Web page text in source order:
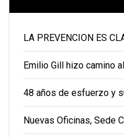
LA PREVENCION ES
Emilio Gill hizo camino
48 años de esfuerzo y
Nuevas Oficinas, Sede